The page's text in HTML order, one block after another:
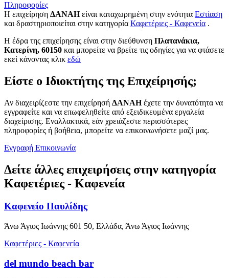
Πληροφορίες
Η επιχείρηση ΔΑΝΑΗείναι καταχωρημένη στην ενότητα Εστίαση
και δραστηριοποιείται στην κατηγορία Καφετέριες - Καφενεία .
H έδρα της επιχείρησης είναι στην διεύθυνση Πλατανάκια,
Κατερίνη, 60150 και μπορείτε να βρείτε τις οδηγίες για να φτάσετε
εκεί κάνοντας κλικ εδώ
Είστε ο Ιδιοκτήτης της Επιχείρησής;
Αν διαχειρίζεστε την επιχείρησή ΔΑΝΑΗέχετε την δυνατότητα να
εγγραφείτε και να επωφεληθείτε από εξειδικευμένα εργαλεία
διαχείρισης. Εναλλακτικά, εάν χρειάζεστε περισσότερες
πληροφορίες ή βοήθεια, μπορείτε να επικοινωνήσετε μαζί μας.
Εγγραφή Επικοινωνία
Δείτε άλλες επιχειρήσεις στην κατηγορία
Καφετέριες - Καφενεία
Καφενείο Παυλίδης
Άνω Άγιος Ιωάννης 601 50, Ελλάδα, Άνω Άγιος Ιωάννης
Καφετέριες - Καφενεία
del mundo beach bar